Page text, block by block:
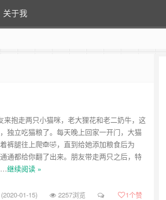
关于我
抱走两只小猫咪，老大狸花和老二奶牛，这
独立吃猫粮了。每天晚上回家一开门，大猫
裤腿往上爬🙈🤣，直到给她添加粮食后为
通都给你翻了出来。朋友带走两只之后，特
继续阅读 »
01-15) 2257浏览 1个赞